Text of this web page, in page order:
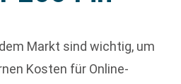
Markt sind wichtig, um
Kosten für Online-